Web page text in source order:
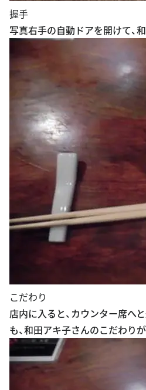
握手
写真右手の自動ドアを開けて、
こだわり
店内に入ると、カウンター席へ
も、和田アキ子さんのこだわりが